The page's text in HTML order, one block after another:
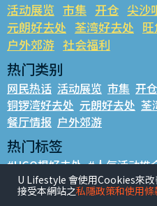
活动展览 市集 开仓 尖沙
元朗好去处 荃湾好去处
户外郊游 社会福利
热门类别
网民热话 活动展览 市集 开仓
铜锣湾好去处 元朗好去处 荃
餐厅情报 户外郊游
热门标签
#UGO揾好去处 #人气活动推
#亲子玩乐好去处
#UJetso礼物放送
U Lifestyle 會使用Cookies來
接受本網站之私隱政策和使用條